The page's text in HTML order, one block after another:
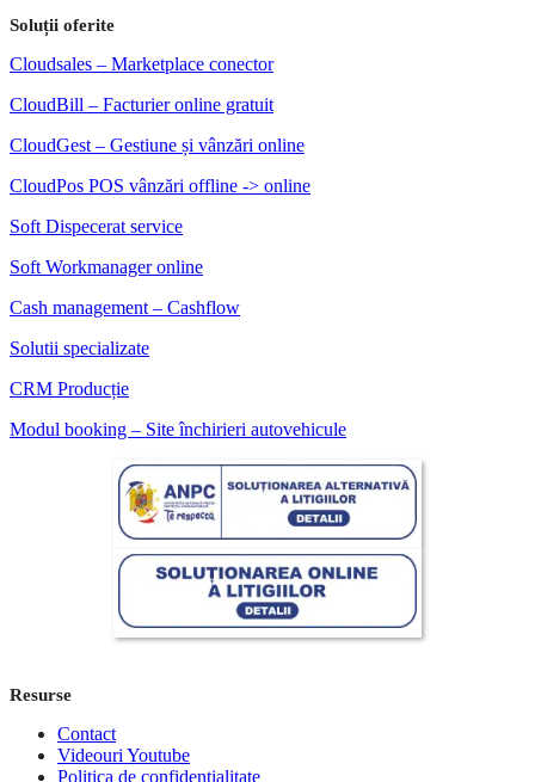
Soluții oferite
Cloudsales – Marketplace conector
CloudBill – Facturier online gratuit
CloudGest – Gestiune și vânzări online
CloudPos POS vânzări offline -> online
Soft Dispecerat service
Soft Workmanager online
Cash management – Cashflow
Solutii specializate
CRM Producție
Modul booking – Site închirieri autovehicule
Resurse
Contact
Videouri Youtube
Politica de confidentialitate